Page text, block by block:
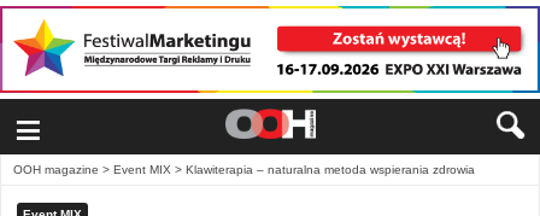
≡
OOH magazine > Event MIX > Klawiterapia – naturalna metoda wspierania zdrowia